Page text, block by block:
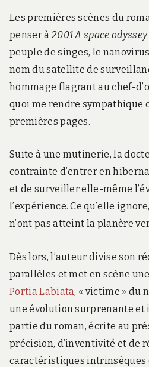
Les premières scènes du
penser à 2001 A space odyssey
peuple de singes, le
nom du satellite de
hommage flagrant au chef-
quoi me rendre sympathique
premières pages.
Suite à une mutinerie, la
contrainte d’entrer en
et de surveiller elle-même
l’expérience. Ce qu’elle
n’ont pas atteint la planère
Dès lors, l’auteur divise son
parallèles et met en scène
Portia Labiata, « victime » du
une évolution surprenante et
partie du roman, écrite au
précision, d’inventivité et de
caractéristiques intrinsèques